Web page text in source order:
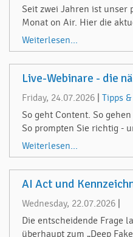
Seit zwei Jahren ist unser
Monat on Air. Hier die
Weiterlesen...
Live-Webinare - die
Friday, 24.07.2026
Tipps
So geht Content. So
So prompten Sie richtig -
Weiterlesen...
AI Act und
Wednesday, 22.07.2026
Die entscheidende Frage
überhaupt zum „Deep